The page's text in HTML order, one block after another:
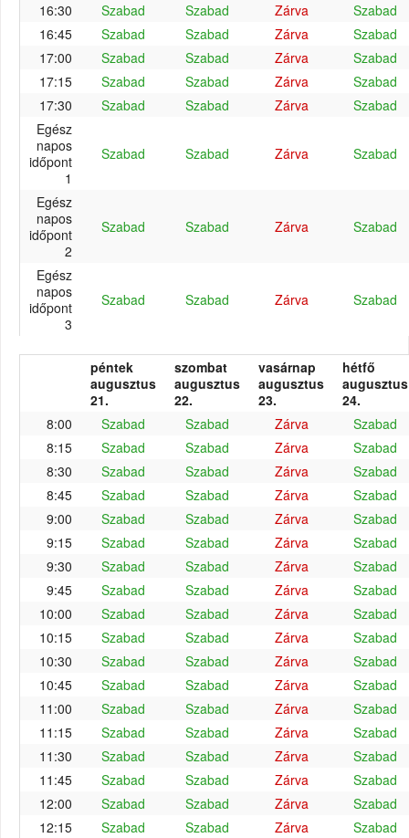
16:30 Szabad Szabad Zárva
Szabad
16:45
Szabad Szabad Zárva
Szabad
17:00
Szabad Szabad Zárva
Szabad
17:15
Szabad Szabad Zárva
Szabad
17:30
Szabad Szabad Zárva
Szabad
Egész
napos
időpont
1
Szabad Szabad Zárva Szabad
Egész
napos
időpont
2
Szabad Szabad Zárva Szabad
Egész
napos
időpont
3
Szabad Szabad Zárva Szabad
péntek
augusztus
21.
szombat
augusztus
22.
vasárnap
augusztus
23.
hétfő
augusztus
24.
8:00
Szabad Szabad Zárva
Szabad
8:15
Szabad Szabad Zárva
Szabad
8:30
Szabad Szabad Zárva
Szabad
8:45
Szabad Szabad Zárva
Szabad
9:00
Szabad Szabad Zárva
Szabad
9:15
Szabad Szabad Zárva
Szabad
9:30
Szabad Szabad Zárva
Szabad
9:45
Szabad Szabad Zárva
Szabad
10:00
Szabad Szabad Zárva
Szabad
10:15
Szabad Szabad Zárva
Szabad
10:30
Szabad Szabad Zárva
Szabad
10:45
Szabad Szabad Zárva
Szabad
11:00
Szabad Szabad Zárva
Szabad
11:15
Szabad Szabad Zárva
Szabad
11:30
Szabad Szabad Zárva
Szabad
11:45
Szabad Szabad Zárva
Szabad
12:00
Szabad Szabad Zárva
Szabad
12:15
Szabad Szabad Zárva
Szabad